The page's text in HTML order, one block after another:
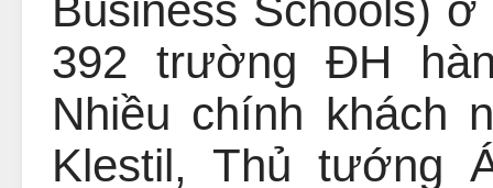
392 trường ĐH
Nhiều chính khách
Klestil, Thủ tướng